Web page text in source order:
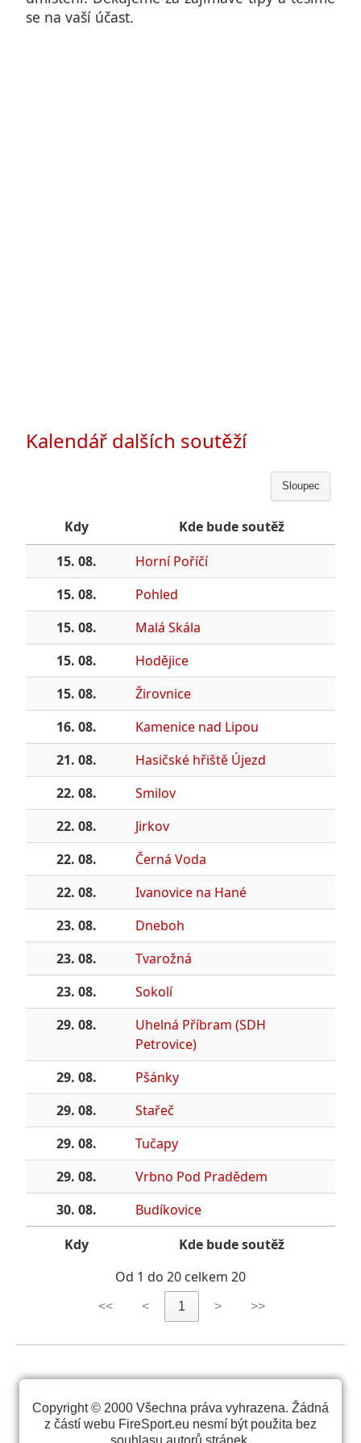
se na vaší účast.
Kalendář dalších soutěží
Sloupec
Kdy
Kde bude soutěž
15. 08.
Horní Poříčí
15. 08.
Pohled
15. 08.
Malá Skála
15. 08.
Hodějice
15. 08.
Žirovnice
16. 08.
Kamenice nad Lipou
21. 08.
Hasičské hřiště Újezd
22. 08.
Smilov
22. 08.
Jirkov
22. 08.
Černá Voda
22. 08.
Ivanovice na Hané
23. 08.
Dneboh
23. 08.
Tvarožná
23. 08.
Sokolí
29. 08.
Uhelná Příbram (SDH
Petrovice)
29. 08.
Pšánky
29. 08.
Stařeč
29. 08.
Tučapy
29. 08.
Vrbno Pod Pradědem
30. 08.
Budíkovice
Kdy
Kde bude soutěž
Od 1 do 20 celkem 20
<< < 1 > >>
Copyright © 2000 Všechna práva vyhrazena. Žádná
z částí webu FireSport.eu nesmí být použita bez
souhlasu autorů stránek.